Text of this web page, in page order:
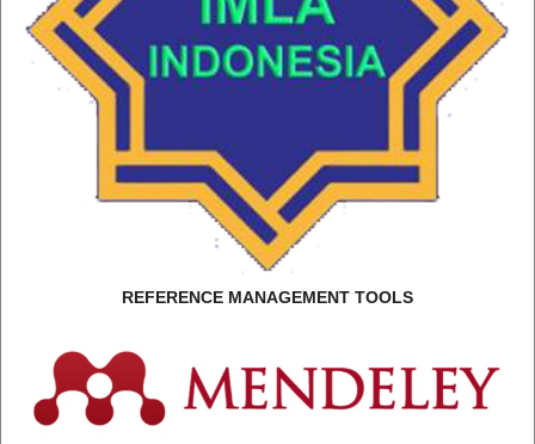
REFERENCE MANAGEMENT TOOLS